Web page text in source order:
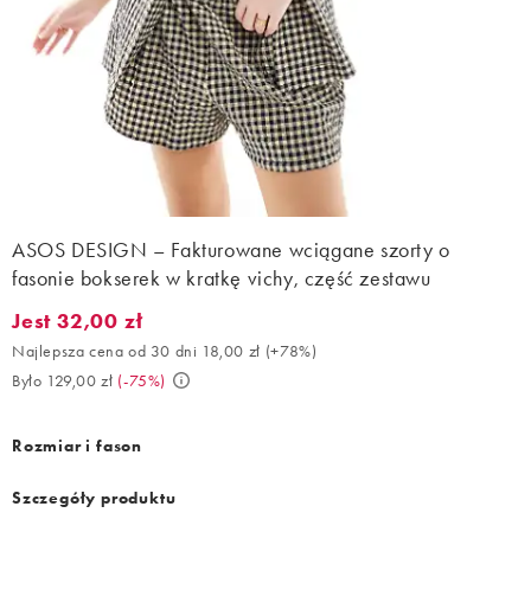
ASOS DESIGN – Fakturowane wciągane szorty o
fasonie bokserek w kratkę vichy, część zestawu
Jest 32,00 zł. Najlepsza cena od 30 dni 18,00 zł (+78%). Było
Jest 32,00 zł
Najlepsza cena od 30 dni 18,00 zł (+78%)
Było 129,00 zł (-75%)
Rozmiar i fason
Szczegóły produktu